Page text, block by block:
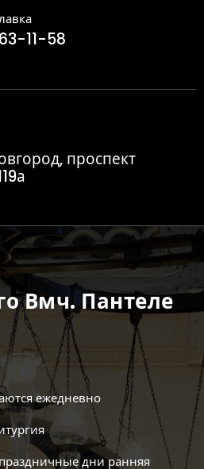
11-58
проспект
Вмч. Пантеле
ежедневно
дни ранняя